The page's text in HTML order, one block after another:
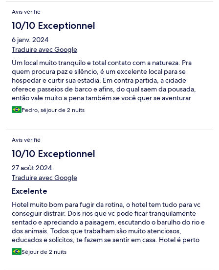
Avis vérifié
10/10 Exceptionnel
6 janv. 2024
Traduire avec Google
Um local muito tranquilo e total contato com a natureza. Pra
quem procura paz e silêncio, é um excelente local para se
hospedar e curtir sua estadia. Em contra partida, a cidade
oferece passeios de barco e afins, do qual saem da pousada,
então vale muito a pena também se você quer se aventurar
nesse sentido, e também porque tem algumas trilhas dentro da
proprietária que levam a dois rios que também passam dentro
equipamentos úteis para a estadia, local excelente para curtir a
dois!
Pedro, séjour de 2 nuits
Avis vérifié
10/10 Exceptionnel
27 août 2024
Traduire avec Google
Excelente
Hotel muito bom para fugir da rotina, o hotel tem tudo para vc
conseguir distrair. Dois rios que vc pode ficar tranquilamente
sentado e apreciando a paisagem, escutando o barulho do rio e
dos animais. Todos que trabalham são muito atenciosos,
educados e solicitos, te fazem se sentir em casa. Hotel é perto
da cidade e do centro para ir comer em alguns restaurantes, em
cinco min vc está no centro. Reservei o hotel somente para
Séjour de 2 nuits